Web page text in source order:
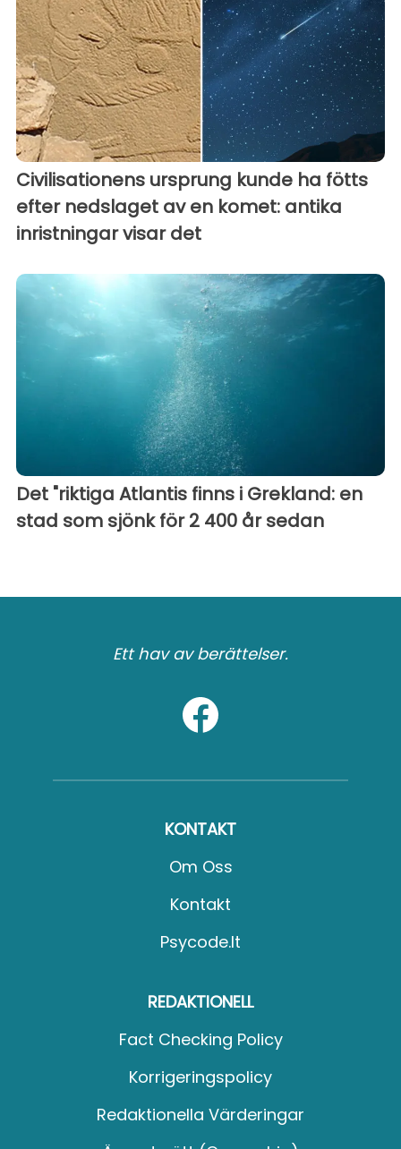
Civilisationens ursprung kunde ha fötts
efter nedslaget av en komet: antika
inristningar visar det
Det "riktiga Atlantis finns i Grekland: en
stad som sjönk för 2 400 år sedan
Ett hav av berättelser.
KONTAKT
Om Oss
Kontakt
Psycode.it
REDAKTIONELL
Fact Checking Policy
Korrigeringspolicy
Redaktionella Värderingar